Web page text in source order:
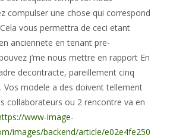
compulser une chose qui correspond
vous permettra de ceci etant
anciennete en tenant pre-
j’me nous mettre en rapport En
decontracte, pareillement cinq
Vos modele a des doivent tellement
collaborateurs ou 2 rencontre va en
www-image-
images/backend/article/e02e4fe250